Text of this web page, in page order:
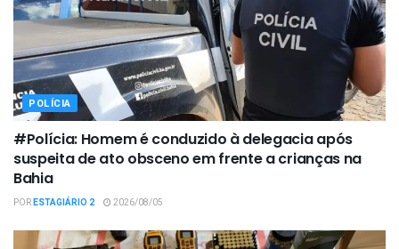
POLÍCIA
#Polícia: Homem é conduzido à delegacia após
suspeita de ato obsceno em frente a crianças na
Bahia
PORESTAGIÁRIO 2 2026/08/05